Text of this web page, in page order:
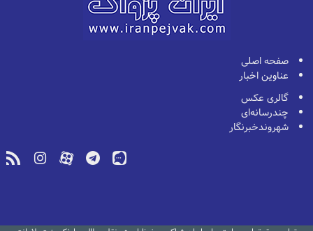
صفحه اصلی
عناوین اخبار
گالری عکس
چندرسانه‌ای
شهروندخبرنگار